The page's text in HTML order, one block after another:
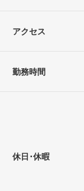
アクセス
勤務時間
休日･休暇